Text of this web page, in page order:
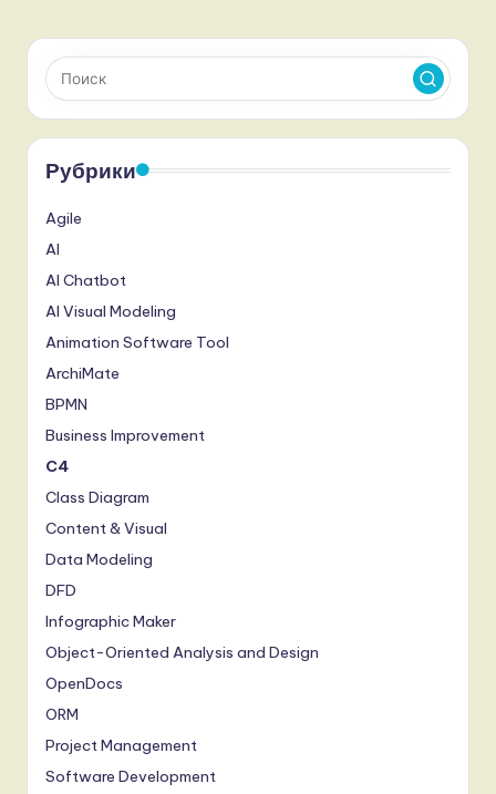
записей
Рубрики
Agile
AI
AI Chatbot
AI Visual Modeling
Animation Software Tool
ArchiMate
BPMN
Business Improvement
C4
Class Diagram
Content & Visual
Data Modeling
DFD
Infographic Maker
Object-Oriented Analysis and Design
OpenDocs
ORM
Project Management
Software Development